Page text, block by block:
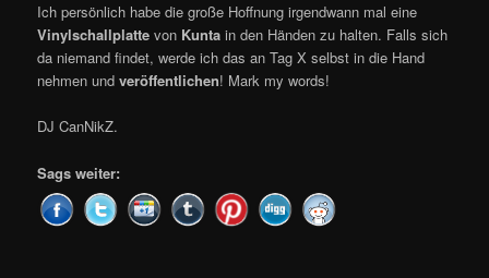
Ich persönlich habe die große Hoffnung irgendwann mal eine
Vinylschallplatte von Kunta in den Händen zu halten. Falls sich
da niemand findet, werde ich das an Tag X selbst in die Hand
nehmen undveröffentlichen! Mark my words!
DJ CanNikZ.
Sags weiter: